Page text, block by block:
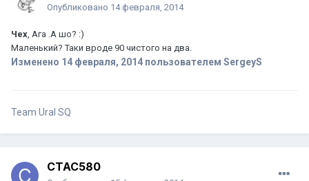
Опубликовано 14 февраля, 2014
Чех, Ага .А шо? :)
Маленький? Таки вроде 90 чистого на два.
Изменено 14 февраля, 2014 пользователем SergeyS
Team Ural SQ
CTAC580